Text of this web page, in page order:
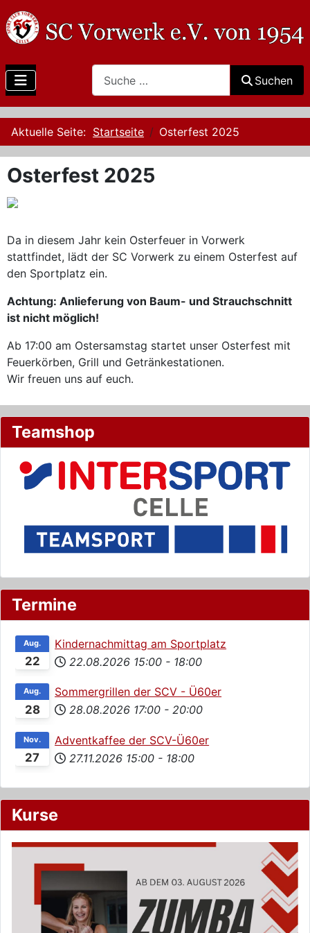
Search
Suchen
Aktuelle Seite: Startseite Osterfest 2025
Osterfest 2025
Da in diesem Jahr kein Osterfeuer in Vorwerk
stattfindet, lädt der SC Vorwerk zu einem Osterfest auf
den Sportplatz ein.
Achtung: Anlieferung von Baum- und Strauchschnitt
ist nicht möglich!
Ab 17:00 am Ostersamstag startet unser Osterfest mit
Feuerkörben, Grill und Getränkestationen.
Wir freuen uns auf euch.
Teamshop
Termine
22
Aug.
Kindernachmittag am Sportplatz
22.08.2026 15:00 - 18:00
28
Aug.
Sommergrillen der SCV - Ü60er
28.08.2026 17:00 - 20:00
27
Nov.
Adventkaffee der SCV-Ü60er
27.11.2026 15:00 - 18:00
Kurse